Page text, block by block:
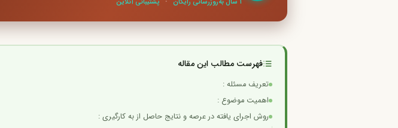
فهرست مطالب این مقاله
تعریف مسئله :
اهمیت موضوع :
روش اجرای یافته در عرصه و نتایج حاصل از به کارگیری :